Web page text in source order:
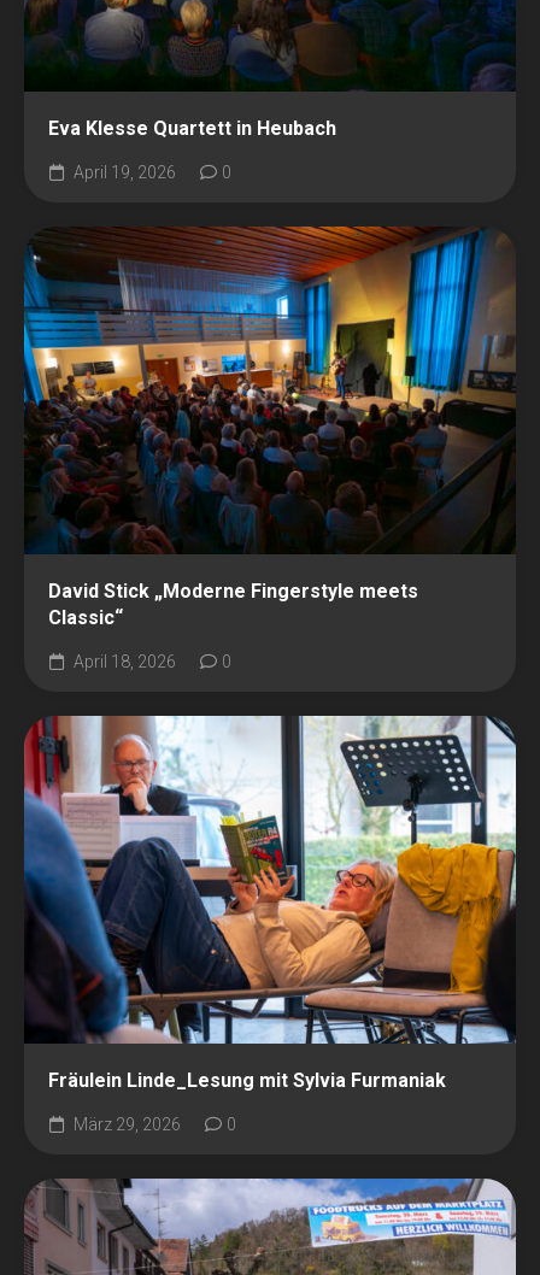
Eva Klesse Quartett in Heubach
April 19, 2026 0
David Stick „Moderne Fingerstyle meets
Classic“
April 18, 2026 0
Fräulein Linde_Lesung mit Sylvia Furmaniak
März 29, 2026 0